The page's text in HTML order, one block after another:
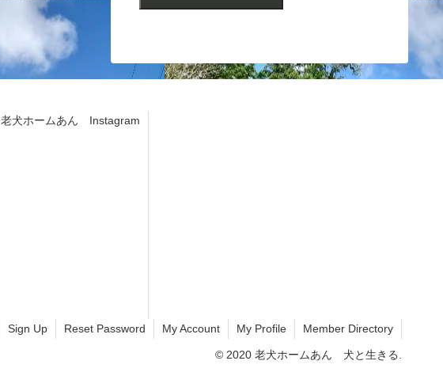
老犬ホームあん Instagram
Sign Up Reset Password My Account My Profile Member Directory
© 2020 老犬ホームあん 犬と生きる.